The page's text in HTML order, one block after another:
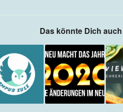
Das könnte Dich